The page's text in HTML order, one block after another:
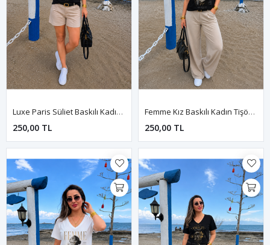
Luxe Paris Süliet Baskılı Kadın Tişört-Siyah
250,00 TL
Femme Kız Baskılı Kadın Tişört-Siyah
250,00 TL